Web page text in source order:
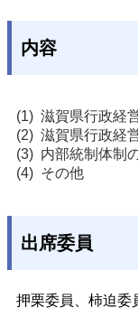
内容
滋賀県行政経
滋賀県行政経
内部統制体制
その他
出席委員
押栗委員、柿迫委